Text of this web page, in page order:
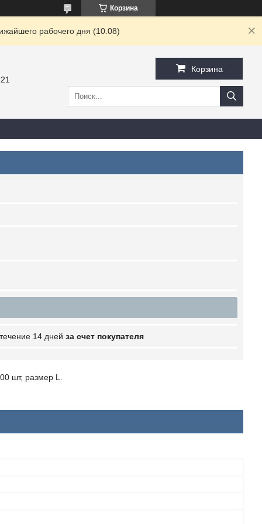
Корзина
рабочего дня (10.08)
Корзина
14 дней за счет покупателя
шт, размер L.